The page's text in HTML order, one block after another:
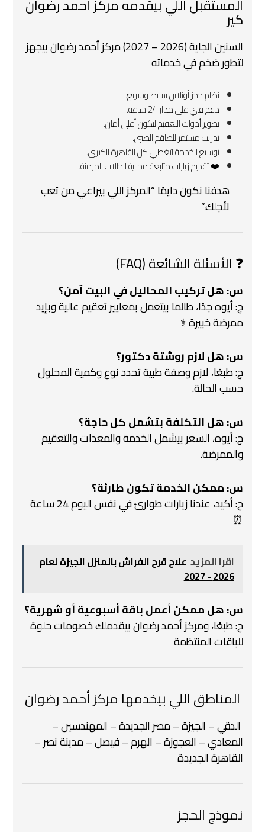
المستقبل اللي بيقدمه مركز أحمد رضوان
كير
السنين الجاية (2026 – 2027) مركز أحمد رضوان بيجهز
لتطور ضخم في خدماته
نظام حجز أونلاين بسيط وسريع.
دعم فني على مدار 24 ساعة.
تطوير أدوات التعقيم لتكون أعلى أمان.
تدريب مستمر للطاقم الطبي.
توسيع الخدمة لتغطي كل القاهرة الكبرى.
❤️ تقديم زيارات متابعة مجانية للحالات المزمنة.
هدفنا نكون دايمًا “المركز اللي بيراعي من تعب
لأجلك.”
❓ الأسئلة الشائعة (FAQ)
س: هل تركيب المحاليل في البيت آمن؟
ج: أيوه جدًا، طالما بيتعمل بمعايير تعقيم عالية وبإيد
ممرضة خبيرة ‍⚕️
س: هل لازم روشتة دكتور؟
ج: طبعًا، لازم وصفة طبية تحدد نوع وكمية المحلول
حسب الحالة.
س: هل التكلفة بتشمل كل حاجة؟
ج: أيوه، السعر بيشمل الخدمة والمعدات والتعقيم
والممرضة.
س: ممكن الخدمة تكون طارئة؟
ج: أكيد، عندنا زيارات طوارئ في نفس اليوم 24 ساعة
⏰
اقرا المزيد علاج قرح الفراش بالمنزل الجيزة لعام
2026 - 2027
س: هل ممكن أعمل باقة أسبوعية أو شهرية؟
ج: طبعًا، ومركز أحمد رضوان بيقدملك خصومات حلوة
للباقات المنتظمة
️ المناطق اللي بيخدمها مركز أحمد رضوان
️ الدقي – الجيزة – مصر الجديدة – المهندسين –
المعادي – العجوزة – الهرم – فيصل – مدينة نصر –
القاهرة الجديدة
نموذج الحجز